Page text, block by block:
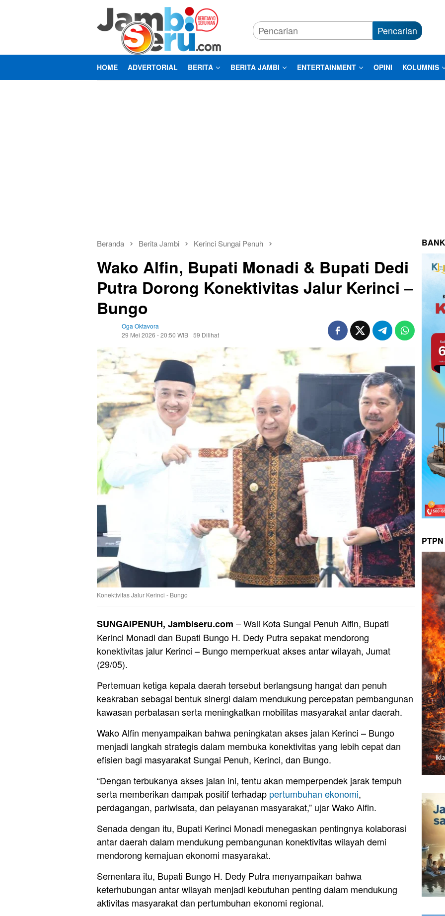
Pencarian
HOME ADVERTORIAL BERITA BERITA JAMBI ENTERTAINMENT OPINI KOLUMNIS
Beranda Berita Jambi Kerinci Sungai Penuh
Wako Alfin, Bupati Monadi & Bupati Dedi
Putra Dorong Konektivitas Jalur Kerinci –
Bungo
Oga Oktavora
29 Mei 2026 - 20:50 WIB 59 Dilihat
Konektivitas Jalur Kerinci - Bungo
SUNGAIPENUH, Jambiseru.com – Wali Kota Sungai Penuh Alfin, Bupati
Kerinci Monadi dan Bupati Bungo H. Dedy Putra sepakat mendorong
konektivitas jalur Kerinci – Bungo memperkuat akses antar wilayah, Jumat
(29/05).
Pertemuan ketiga kepala daerah tersebut berlangsung hangat dan penuh
keakraban sebagai bentuk sinergi dalam mendukung percepatan pembangunan
kawasan perbatasan serta meningkatkan mobilitas masyarakat antar daerah.
Wako Alfin menyampaikan bahwa peningkatan akses jalan Kerinci – Bungo
menjadi langkah strategis dalam membuka konektivitas yang lebih cepat dan
efisien bagi masyarakat Sungai Penuh, Kerinci, dan Bungo.
“Dengan terbukanya akses jalan ini, tentu akan memperpendek jarak tempuh
serta memberikan dampak positif terhadap pertumbuhan ekonomi,
perdagangan, pariwisata, dan pelayanan masyarakat,” ujar Wako Alfin.
Senada dengan itu, Bupati Kerinci Monadi menegaskan pentingnya kolaborasi
antar daerah dalam mendukung pembangunan konektivitas wilayah demi
mendorong kemajuan ekonomi masyarakat.
Sementara itu, Bupati Bungo H. Dedy Putra menyampaikan bahwa
keterhubungan antar wilayah menjadi kebutuhan penting dalam mendukung
aktivitas masyarakat dan pertumbuhan ekonomi regional.